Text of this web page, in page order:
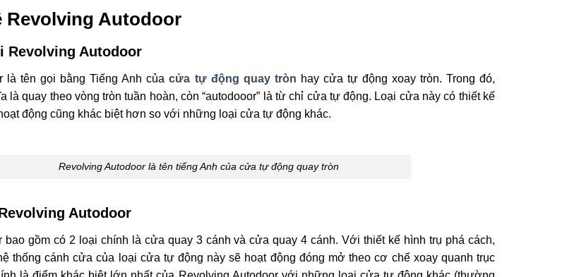
Revolving Autodoor
Revolving Autodoor
là tên gọi bằng Tiếng Anh của cửa tự động quay tròn hay cửa tự động xoay tròn. Trong đó,
là quay theo vòng tròn tuần hoàn, còn “autodooor” là từ chỉ cửa tự động. Loại cửa này có thiết kế
động cũng khác biệt hơn so với những loại cửa tự động khác.
Revolving Autodoor là tên tiếng Anh của cửa tự động quay tròn
Autodoor
bao gồm có 2 loại chính là cửa quay 3 cánh và cửa quay 4 cánh. Với thiết kế hình trụ phá cách,
thống cánh cửa của loại cửa tự động này sẽ hoạt động đóng mở theo cơ chế xoay quanh trục